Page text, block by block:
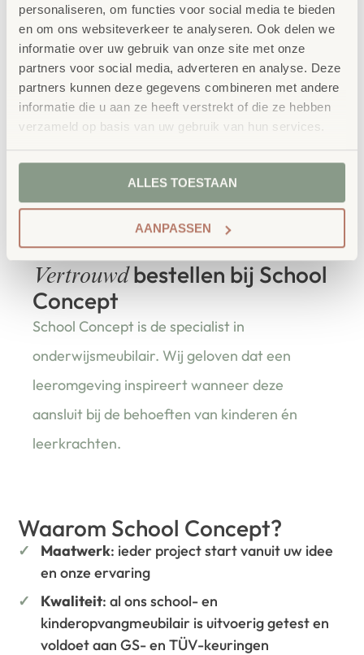
personaliseren, om functies voor social media te bieden
en om ons websiteverkeer te analyseren. Ook delen we
informatie over uw gebruik van onze site met onze
partners voor social media, adverteren en analyse. Deze
partners kunnen deze gegevens combineren met andere
informatie die u aan ze heeft verstrekt of die ze hebben
verzameld op basis van uw gebruik van hun services.
ALLES TOESTAAN
AANPASSEN
ze meerdere jaren in het meetkundeonderwijs worden
gebruikt.
Afmeting: 7 x 10cm
Let op,verwijder voor gebruik de beschermfolie.
Waarschuwingen
Let op! Gebruik uitsluitend onder direct toezicht van
Vertrouwdbestellen bij School
Concept
School Concept is de specialist in
onderwijsmeubilair. Wij geloven dat een
leeromgeving inspireert wanneer deze
aansluit bij de behoeften van kinderen én
leerkrachten.
Waarom School Concept?
Maatwerk: ieder project start vanuit uw idee
en onze ervaring
Kwaliteit: al ons school- en
kinderopvangmeubilair is uitvoerig getest en
voldoet aan GS- en TÜV-keuringen